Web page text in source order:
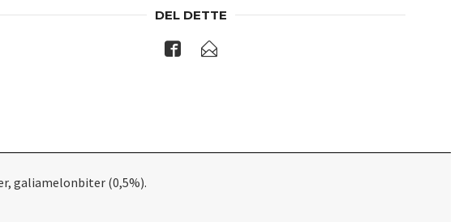
DEL DETTE
galiamelonbiter (0,5%).